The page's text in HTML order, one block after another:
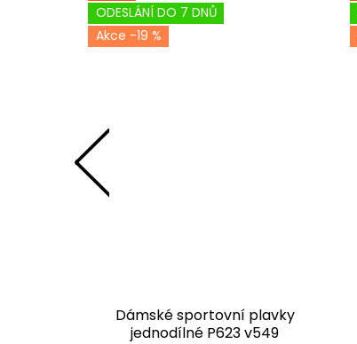
ODESLÁNÍ DO 7 DNŮ
-19 %
Dámské sportovní plavky
jednodílné P623 v549